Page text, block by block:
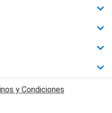
y Condiciones